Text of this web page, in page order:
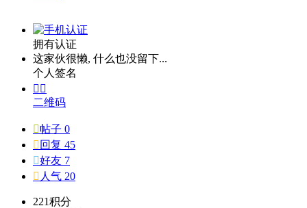
拥有认证
这家伙很懒, 什么也没留下...
个人签名
 
二维码
帖子 0
 回复 45
好友 7
 人气 20
221积分